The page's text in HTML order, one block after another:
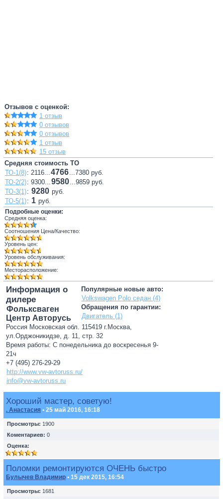
Отзывов с оценкой:
1 отзыв
0 отзывов
0 отзывов
1 отзыв
15 отзыв
Средняя стоимость ТО
ТО-1(8): 2116...4766...7380 руб.
ТО-2(2): 9300...9580...9859 руб.
ТО-3(1): 9280 руб.
ТО-5(1): 1 руб.
Подробные оценки:
Средняя оценка:
Соотношения Цена/Качество:
Уровень цен:
Уровень обслуживания:
Месторасположение:
Популярные новые авто:
Volkswagen Polo седан (4)
Обращения по гарантии:
Двигатель (1)
Информация о
дилере
Фольксваген
Центр Авторусь
Россия Московская обл. 115419 г.Москва,
ул.Орджоникидзе, д. 11, стр. 32
Время работы: С понедельника до воскресенья 9-
21ч
+7 (495) 276-29-29
http://www.vw-avtoruss.ru/
info@vw-avtoruss.ru
Хороший мастер, советую!
. Анастасия • 25 май 2016, 16:18
Просмотры: 1900
Коментариев: 0
Оценка:
Поломки ремонтируются ОЧЕНЬ быстро
Булычев Владимир • 15 дек 2015, 16:54
Просмотры: 1681